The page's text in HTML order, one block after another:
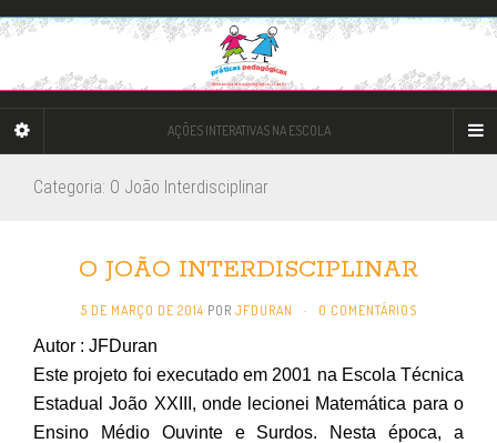
AÇÕES INTERATIVAS NA ESCOLA
Categoria: O João Interdisciplinar
O JOÃO INTERDISCIPLINAR
5 DE MARÇO DE 2014 POR JFDURAN · 0 COMENTÁRIOS
Autor : JFDuran
Este projeto foi executado em 2001 na Escola Técnica
Estadual João XXIII, onde lecionei Matemática para o
Ensino Médio Ouvinte e Surdos. Nesta época, a